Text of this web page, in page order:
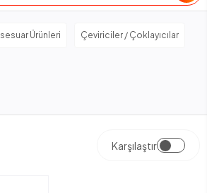
Ürünleri Çeviriciler / Çoklayıcılar
Karşılaştır